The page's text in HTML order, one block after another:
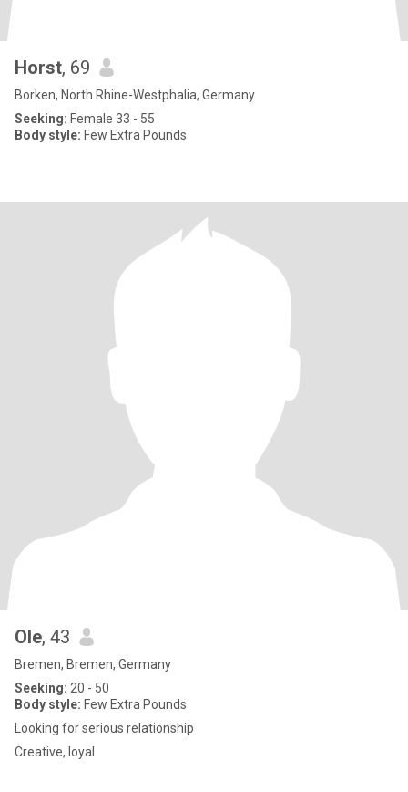
Horst, 69
Borken, North Rhine-Westphalia, Germany
Seeking: Female 33 - 55
Body style: Few Extra Pounds
Ole, 43
Bremen, Bremen, Germany
Seeking: 20 - 50
Body style: Few Extra Pounds
Looking for serious relationship
Creative, loyal